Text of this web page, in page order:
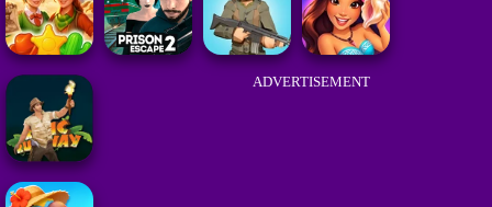
ADVERTISEMENT